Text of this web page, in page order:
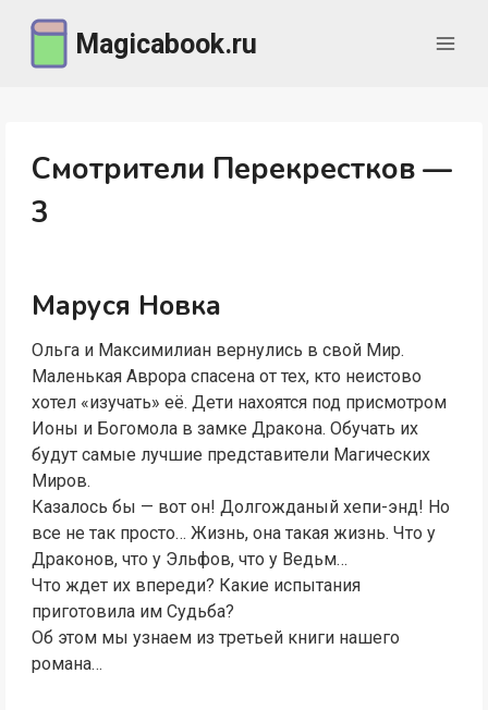
содержимому
Magicabook.ru
Смотрители Перекрестков —
3
Маруся Новка
Ольга и Максимилиан вернулись в свой Мир.
Маленькая Аврора спасена от тех, кто неистово
хотел «изучать» её. Дети нахоятся под присмотром
Ионы и Богомола в замке Дракона. Обучать их
будут самые лучшие представители Магических
Миров.
Казалось бы — вот он! Долгожданый хепи-энд! Но
все не так просто… Жизнь, она такая жизнь. Что у
Драконов, что у Эльфов, что у Ведьм…
Что ждет их впереди? Какие испытания
приготовила им Судьба?
Об этом мы узнаем из третьей книги нашего
романа…